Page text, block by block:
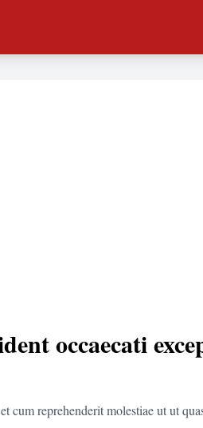
occaecati
cum reprehenderit molestiae ut ut